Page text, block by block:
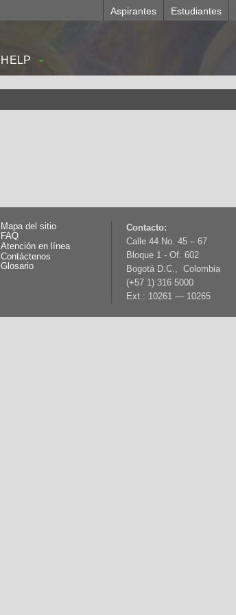
Aspirantes Estudiantes
HELP
Mapa del sitio
FAQ
Atención en línea
Contáctenos
Glosario
Contacto:
Calle 44 No. 45 – 67
Bloque 1 - Of. 602
Bogotá D.C., Colombia
(+57 1) 316 5000
Ext.: 10261 — 10265